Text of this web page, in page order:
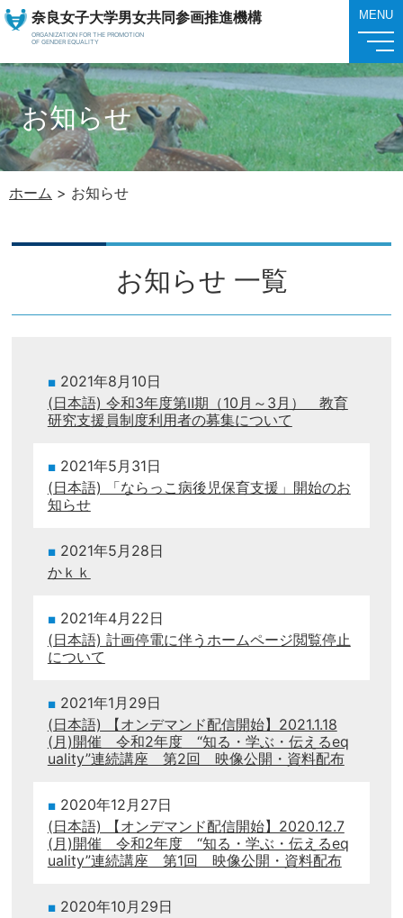
奈良女子大学男女共同参画推進機構
ORGANIZATION FOR THE PROMOTION
OF GENDER EQUALITY
MENU
お知らせ
ホーム > お知らせ
お知らせ 一覧
2021年8月10日
(日本語) 令和3年度第Ⅱ期（10月～3月） 教育
研究支援員制度利用者の募集について
2021年5月31日
(日本語) 「ならっこ病後児保育支援」開始のお
知らせ
2021年5月28日
かｋｋ
2021年4月22日
(日本語) 計画停電に伴うホームページ閲覧停止
について
2021年1月29日
(日本語) 【オンデマンド配信開始】2021.1.18
(月)開催 令和2年度 “知る・学ぶ・伝えるeq
uality”連続講座 第2回 映像公開・資料配布
2020年12月27日
(日本語) 【オンデマンド配信開始】2020.12.7
(月)開催 令和2年度 “知る・学ぶ・伝えるeq
uality”連続講座 第1回 映像公開・資料配布
2020年10月29日